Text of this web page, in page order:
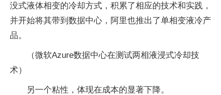
没式液体相变的冷却方式，积累了相应的技术和实践，
并开始将其带到数据中心，阿里也推出了单相变液冷产
品。
（微软Azure数据中心在测试两相液浸式冷却技
术）
另一个粘性，体现在成本的显著下降。